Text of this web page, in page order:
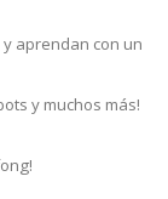
aprendan con un
y muchos más!